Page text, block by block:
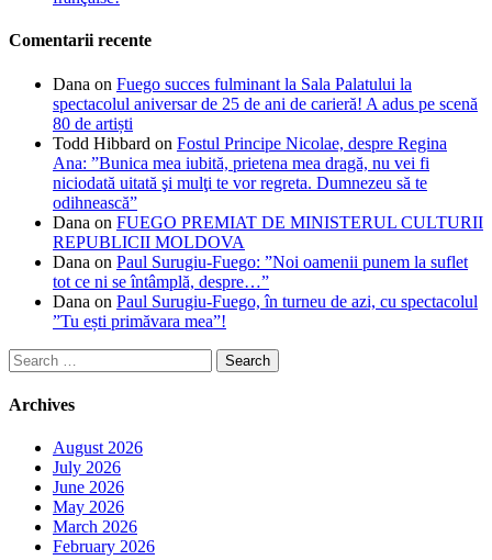
Comentarii recente
Dana on Fuego succes fulminant la Sala Palatului la
spectacolul aniversar de 25 de ani de carieră! A adus pe scenă
80 de artiști
Todd Hibbard on Fostul Principe Nicolae, despre Regina
Ana: ”Bunica mea iubită, prietena mea dragă, nu vei fi
niciodată uitată şi mulţi te vor regreta. Dumnezeu să te
odihnească”
Dana on FUEGO PREMIAT DE MINISTERUL CULTURII
REPUBLICII MOLDOVA
Dana on Paul Surugiu-Fuego: ”Noi oamenii punem la suflet
tot ce ni se întâmplă, despre…”
Dana on Paul Surugiu-Fuego, în turneu de azi, cu spectacolul
”Tu ești primăvara mea”!
Search
for:
Archives
August 2026
July 2026
June 2026
May 2026
March 2026
February 2026